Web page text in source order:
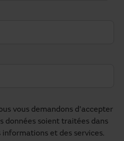
vous demandons d'accepter
données soient traitées dans
et des services.